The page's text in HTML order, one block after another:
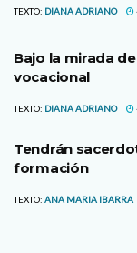
TEXTO: DIANA ADRIANO
Bajo la mirada
vocacional
TEXTO: DIANA ADRIANO
Tendrán
formación
TEXTO: ANA MARIA IBARRA